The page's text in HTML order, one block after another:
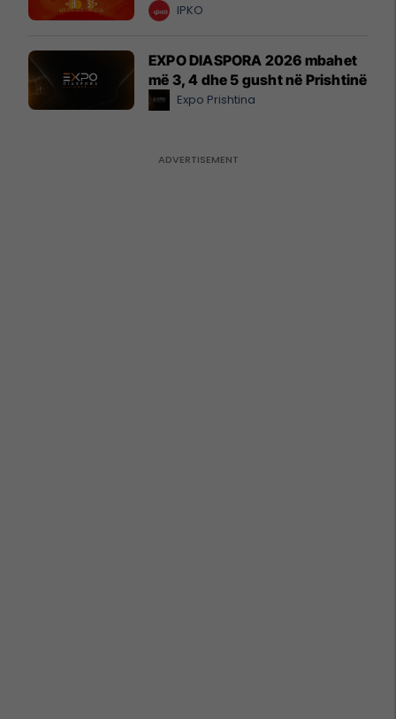
IPKO
EXPO DIASPORA 2026 mbahet
më 3, 4 dhe 5 gusht në Prishtinë
Expo Prishtina